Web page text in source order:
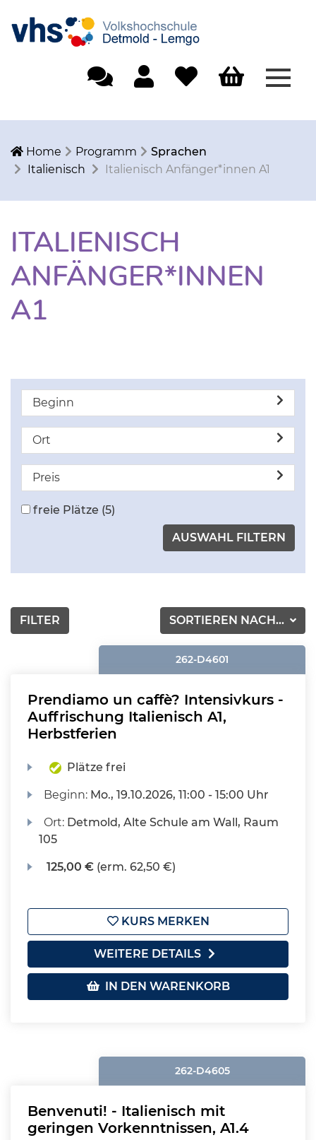
Home Programm
Sprachen
Italienisch
Italienisch Anfänger*innen A1
ITALIENISCH
ANFÄNGER*INNEN
A1
Beginn
Ort
Preis
freie Plätze (5)
SORTIEREN NACH...
FILTER
262-D4601
Prendiamo un caffè? Intensivkurs -
Auffrischung Italienisch A1,
Herbstferien
Plätze frei
Beginn: Mo., 19.10.2026, 11:00 - 15:00 Uhr
Ort: Detmold, Alte Schule am Wall, Raum
105
125,00 € (erm. 62,50 €)
KURS MERKEN
WEITERE DETAILS
IN DEN WARENKORB
262-D4605
Benvenuti! - Italienisch mit
geringen Vorkenntnissen, A1.4